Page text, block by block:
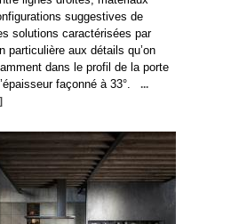
suggestives de
solutions caractérisées par
particulière aux détails qu’on
dans le profil de la porte
façonné à 33°.
...